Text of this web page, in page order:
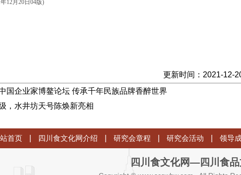
12月20日04版)
更新时间：2021-12-
国企业家博鳌论坛 传承千年民族品牌香醉世界
，水井坊天号陈焕新亮相
首页 四川食文化网介绍 研究会章程 研究会活动 领导
四川食文化网—四川食